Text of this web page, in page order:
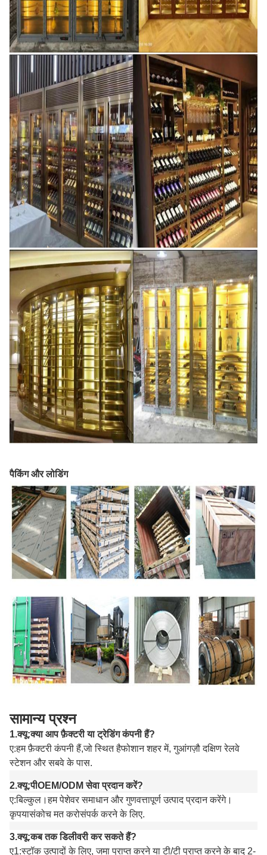
पैकिंग और लोडिंग
सामान्य प्रश्न
1.क्यू:क्या आप फ़ैक्टरी या ट्रेडिंग कंपनी हैं?
ए:हम फ़ैक्टरी कंपनी हैं,जो स्थित हैफोशान शहर में, गुआंगज़ौ दक्षिण रेलवे
स्टेशन और सबवे के पास.
2.क्यू:पीOEM/ODM सेवा प्रदान करें?
ए:बिल्कुल।हम पेशेवर समाधान और गुणवत्तापूर्ण उत्पाद प्रदान करेंगे।
कृपयासंकोच मत करोसंपर्क करने के लिए.
3.क्यू:कब तक डिलीवरी कर सकते हैं?
ए1:स्टॉक उत्पादों के लिए, जमा प्राप्त करने या टी/टी प्राप्त करने के बाद 2-